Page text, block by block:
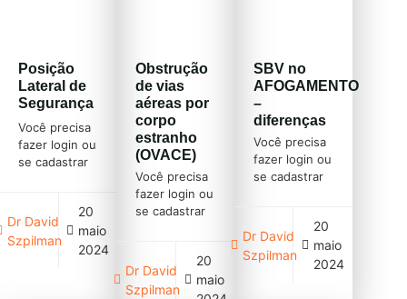
Posição
Lateral de
Segurança
Você precisa
fazer login ou
se cadastrar
acima)
Dr David
Szpilman
20
maio
2024
Obstrução
de vias
aéreas por
corpo
estranho
(OVACE)
Você precisa
fazer login ou
se cadastrar
acima)
Dr David
Szpilman
20
maio
SBV no
AFOGAMENTO
–
diferenças
Você precisa
fazer login ou
se cadastrar
acima)
Dr David
Szpilman
20
maio
2024